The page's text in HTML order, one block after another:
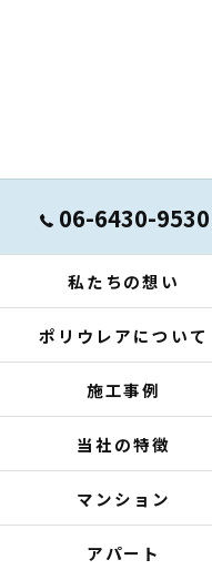
06-6430-9530
私たちの想い
ポリウレアについて
施工事例
当社の特徴
マンション
アパート